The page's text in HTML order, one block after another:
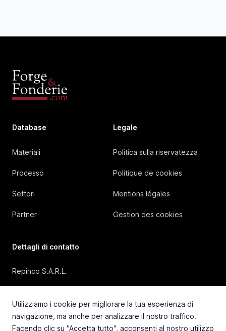
Utilizziamo i cookie per migliorare la tua esperienza di
navigazione, ma anche per analizzare il nostro traffico.
Facendo clic su "Accetta tutto", acconsenti al nostro utilizzo
Database
Materiali
Processo
Settori
Partner
Legale
Politica sulla riservatezza
Politique de cookies
Mentions légales
Gestion des cookies
Dettagli di contatto
Repinco S.A.R.L.
+33 4 72 36 87 87